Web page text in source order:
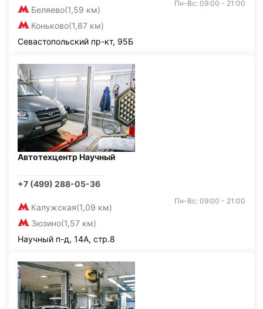
Беляево(1,59 км)
Коньково(1,87 км)
Пн-Вс: 09:00 - 21:00
Севастопольский пр-кт, 95Б
Автотехцентр Научный
+7 (499) 288-05-36
Калужская(1,09 км)
Зюзино(1,57 км)
Пн-Вс: 09:00 - 21:00
Научный п-д, 14А, стр.8